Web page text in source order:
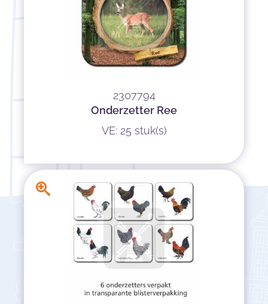
2307794
Onderzetter Ree
VE: 25 stuk(s)